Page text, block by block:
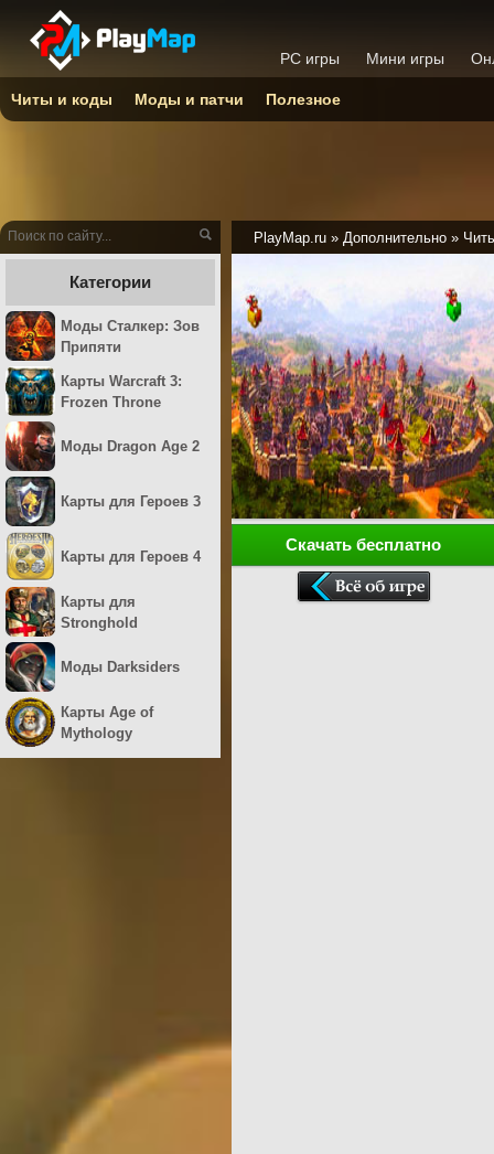
PlayMap.ru » Дополнительно »
Скачать бесплатно
Категории
Моды Сталкер: Зов
Припяти
Карты Warcraft 3:
Frozen Throne
Моды Dragon Age 2
Карты для Героев 3
Карты для Героев 4
Карты для
Stronghold
Моды Darksiders
Карты Age of
Mythology
PC игры Мини игры
Читы и коды Моды и патчи Полезное